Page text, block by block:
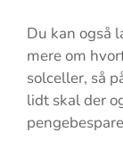
Du kan også
mere om
solceller, så
lidt skal der